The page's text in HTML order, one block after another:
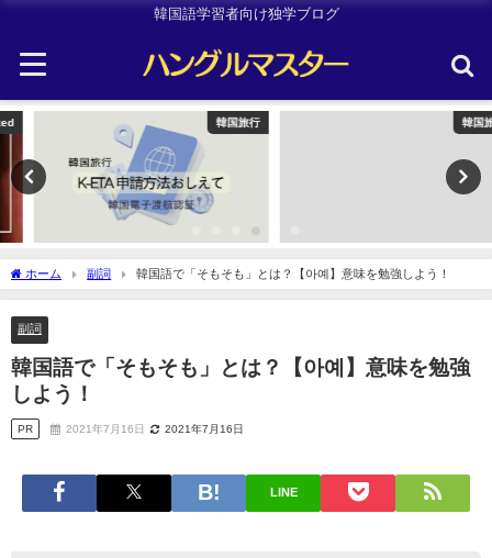
韓国語学習者向け独学ブログ
韓国旅行 韓国旅行
ホーム 副詞 韓国語で「そもそも」とは？【아예】意味を勉強しよう！
副詞
韓国語で「そもそも」とは？【아예】意味を勉強
しよう！
PR 2021年7月16日 2021年7月16日
LINE